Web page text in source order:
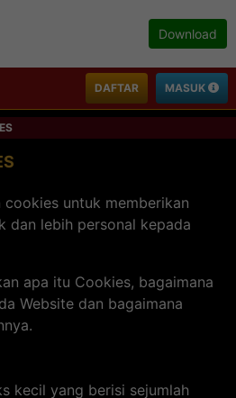
Download
DAFTAR MASUK
cookies untuk memberikan
dan lebih personal kepada
apa itu Cookies, bagaimana
Website dan bagaimana
kecil yang berisi sejumlah